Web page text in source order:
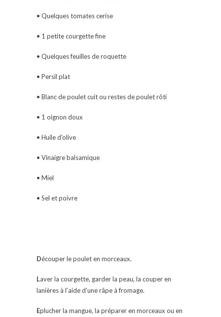
• Quelques tomates cerise
• 1 petite courgette fine
• Quelques feuilles de roquette
• Persil plat
• Blanc de poulet cuit ou restes de poulet rôti
• 1 oignon doux
• Huile d’olive
• Vinaigre balsamique
• Miel
• Sel et poivre
Découper le poulet en morceaux.
Laver la courgette, garder la peau, la couper en
lanières à l’aide d’une râpe à fromage.
Eplucher la mangue, la préparer en morceaux ou en